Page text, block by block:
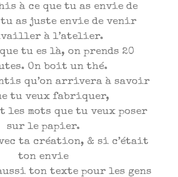
à ce que tu as envie de
as juste envie de venir
à l’atelier.
tu es là, on prends 20
On boit un thé.
qu’on arrivera à savoir
tu veux fabriquer,
les mots que tu veux poser
sur le papier.
ta création, & si c’était
ton envie
ton texte pour les gens